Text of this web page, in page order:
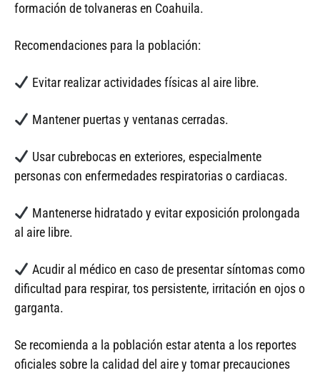
formación de tolvaneras en Coahuila.
Recomendaciones para la población:
Evitar realizar actividades físicas al aire libre.
Mantener puertas y ventanas cerradas.
Usar cubrebocas en exteriores, especialmente
personas con enfermedades respiratorias o cardiacas.
Mantenerse hidratado y evitar exposición prolongada
al aire libre.
Acudir al médico en caso de presentar síntomas como
dificultad para respirar, tos persistente, irritación en ojos o
garganta.
Se recomienda a la población estar atenta a los reportes
oficiales sobre la calidad del aire y tomar precauciones